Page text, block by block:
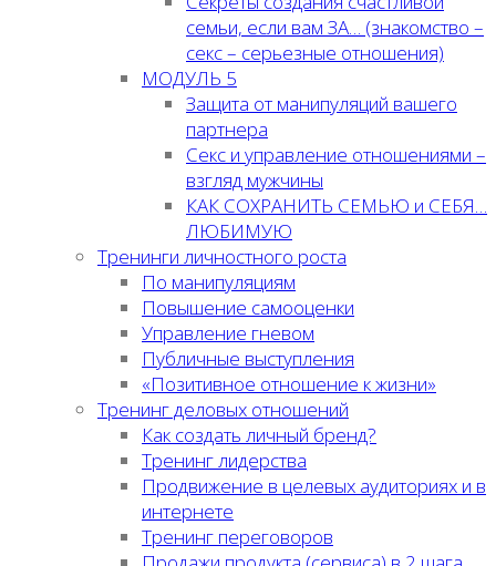
семьи, если вам ЗА… (знакомство –
секс – серьезные отношения)
МОДУЛЬ 5
Защита от манипуляций вашего
партнера
Секс и управление отношениями –
взгляд мужчины
КАК СОХРАНИТЬ СЕМЬЮ и СЕБЯ…
ЛЮБИМУЮ
Тренинги личностного роста
По манипуляциям
Повышение самооценки
Управление гневом
Публичные выступления
«Позитивное отношение к жизни»
Тренинг деловых отношений
Как создать личный бренд?
Тренинг лидерства
Продвижение в целевых аудиториях и в
интернете
Тренинг переговоров